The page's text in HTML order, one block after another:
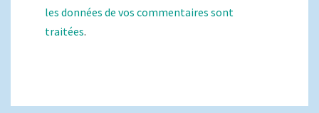
les données de vos commentaires sont
traitées.